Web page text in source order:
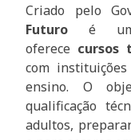
Criado pelo
Futuro é um
oferece cursos
com
ensino. O
qualificação
adultos,